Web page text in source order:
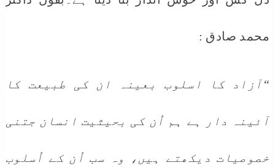
محمد صادق :
“آزاد کا اسلوب بعینہ ان کی طبیعت کا
آئینہ دار ہے ہم اُن کی بحیثیت انسان جتنی
خصوصیات دیکھتے ہیں، وہ سب اُن کے اُسلوب